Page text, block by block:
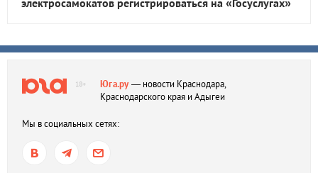
электросамокатов регистрироваться на «Госуслугах»
18+ Юга.ру— новости Краснодара,
Краснодарского края и Адыгеи
Мы в социальных сетях: